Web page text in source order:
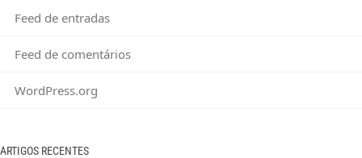
Feed de entradas
Feed de comentários
WordPress.org
ARTIGOS RECENTES